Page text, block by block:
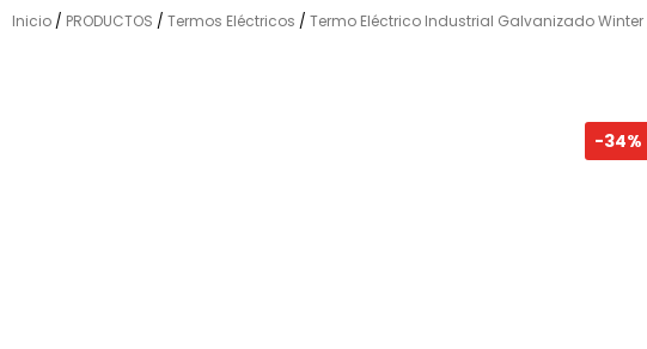
Inicio / PRODUCTOS / Termos Eléctricos / Termo Eléctrico Industrial Galvanizado Winter
-34%